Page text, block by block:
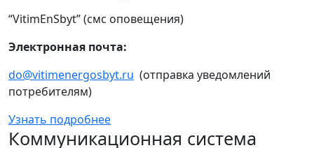
“VitimEnSbyt” (смс оповещения)
Электронная почта:
do@vitimenergosbyt.ru (отправка уведомлений
потребителям)
Узнать подробнее
Коммуникационная система